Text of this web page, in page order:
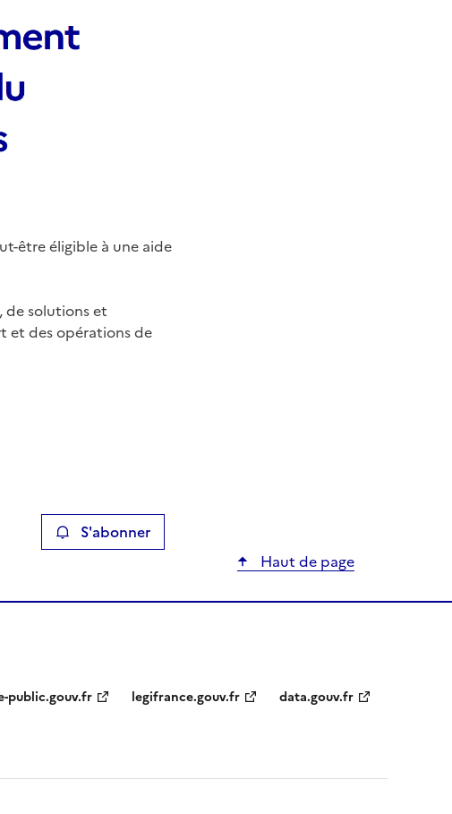
être éligible à une aide
de solutions et
et des opérations de
papier S'abonner
Haut de page
public.gouv.fr legifrance.gouv.fr data.gouv.fr